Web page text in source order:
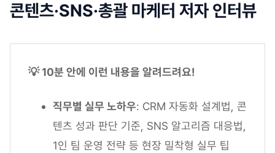
콘텐츠·SNS·총괄 마케터 저자 인터뷰
💡 10분 안에 이런 내용을 알려드려요!
직무별 실무 노하우: CRM 자동화 설계법, 콘
텐츠 성과 판단 기준, SNS 알고리즘 대응법,
1인 팀 운영 전략 등 현장 밀착형 실무 팁